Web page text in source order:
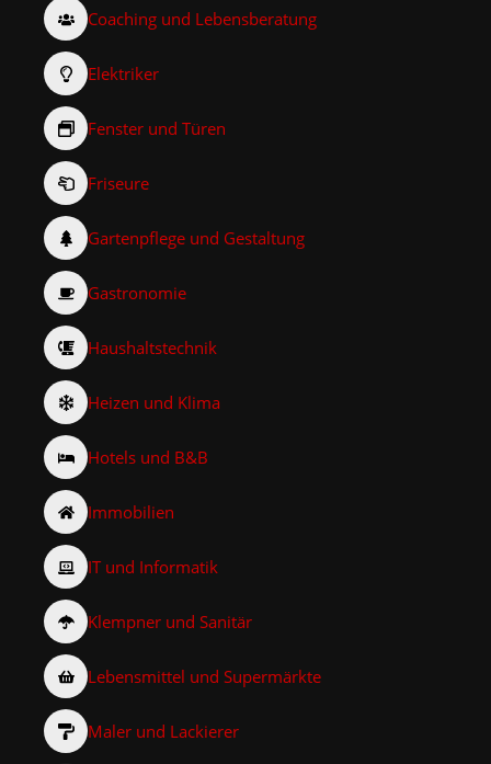
Coaching und Lebensberatung
Elektriker
Fenster und Türen
Friseure
Gartenpflege und Gestaltung
Gastronomie
Haushaltstechnik
Heizen und Klima
Hotels und B&B
Immobilien
IT und Informatik
Klempner und Sanitär
Lebensmittel und Supermärkte
Maler und Lackierer